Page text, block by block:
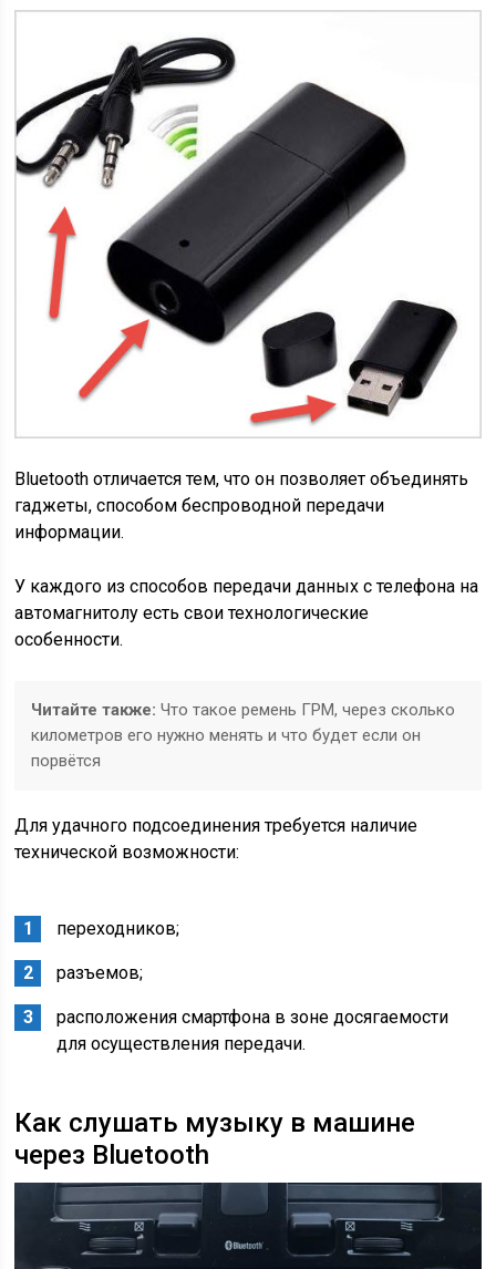
Bluetooth отличается тем, что он позволяет объединять
гаджеты, способом беспроводной передачи
информации.
У каждого из способов передачи данных с телефона на
автомагнитолу есть свои технологические
особенности.
Читайте также: Что такое ремень ГРМ, через сколько
километров его нужно менять и что будет если он
порвётся
Для удачного подсоединения требуется наличие
технической возможности:
переходников;
разъемов;
расположения смартфона в зоне досягаемости
для осуществления передачи.
Как слушать музыку в машине
через Bluetooth